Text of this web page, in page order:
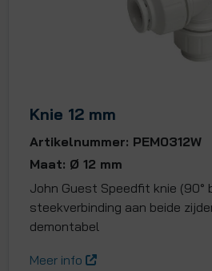
Knie 12 mm
Artikelnummer: PEM0312W
Maat: Ø 12 mm
John Guest Speedfit knie (90°
steekverbinding aan beide
demontabel
Meer info